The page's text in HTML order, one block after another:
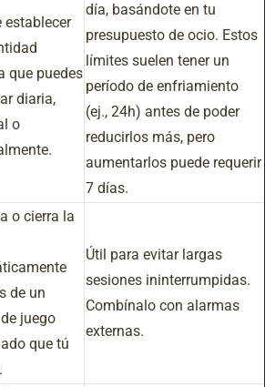
establecer
que puedes
diaria,
o
día, basándote en tu
presupuesto de ocio. Estos
límites suelen tener un
período de enfriamiento
(ej., 24h) antes de poder
reducirlos más, pero
aumentarlos puede requerir
7 días.
o cierra la
de un
juego
que tú
Útil para evitar largas
sesiones ininterrumpidas.
Combínalo con alarmas
externas.